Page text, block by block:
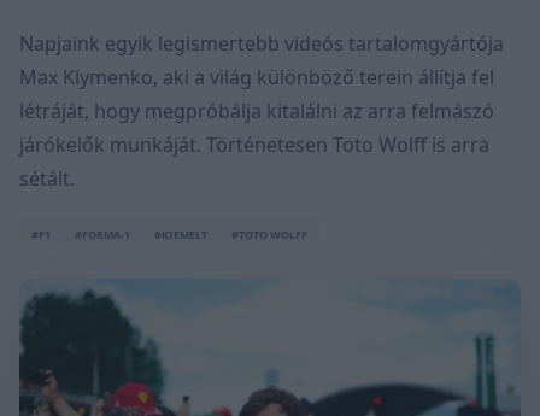
Napjaink egyik legismertebb videós tartalomgyártója
Max Klymenko, aki a világ különböző terein állítja fel
létráját, hogy megpróbálja kitalálni az arra felmászó
járókelők munkáját. Történetesen Toto Wolff is arra
sétált.
#F1 #FORMA-1 #KIEMELT #TOTO WOLFF